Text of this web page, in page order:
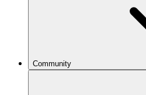
Community